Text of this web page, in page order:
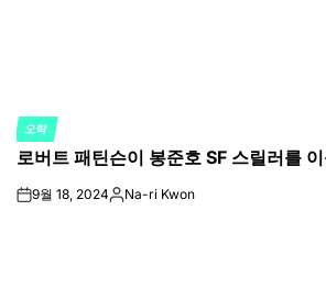
POSTED
IN
오락
로버트 패틴슨이 봉준호 SF 스릴러를
on9월 18, 2024Posted
Na-ri Kwon